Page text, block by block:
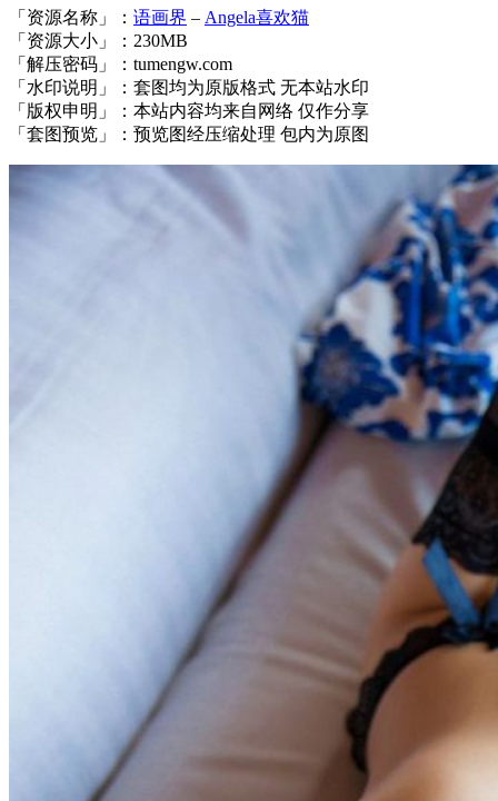
「资源名称」： 语画界 – Angela喜欢猫
「资源大小」：230MB
「解压密码」：tumengw.com
「水印说明」：套图均为原版格式 无本站水印
「版权申明」：本站内容均来自网络 仅作分享
「套图预览」：预览图经压缩处理 包内为原图